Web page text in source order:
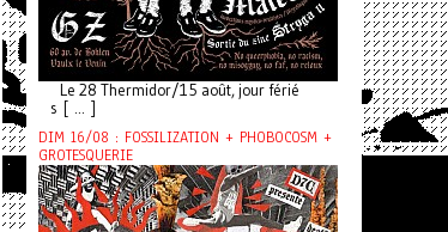
Le 28 Thermidor/15 août, jour férié
s [ ... ]
DIM 16/08 : FOSSILIZATION + PHOBOCOSM +
GROTESQUERIE